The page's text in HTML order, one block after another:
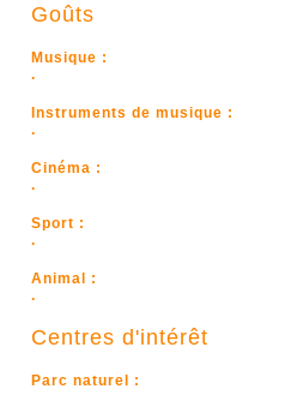
Goûts
Musique :
.
Instruments de musique :
.
Cinéma :
.
Sport :
.
Animal :
.
Centres d'intérêt
Parc naturel :